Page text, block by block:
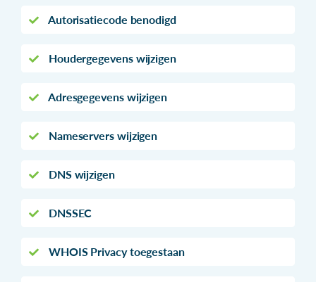
Autorisatiecode benodigd
Houdergegevens wijzigen
Adresgegevens wijzigen
Nameservers wijzigen
DNS wijzigen
DNSSEC
WHOIS Privacy toegestaan